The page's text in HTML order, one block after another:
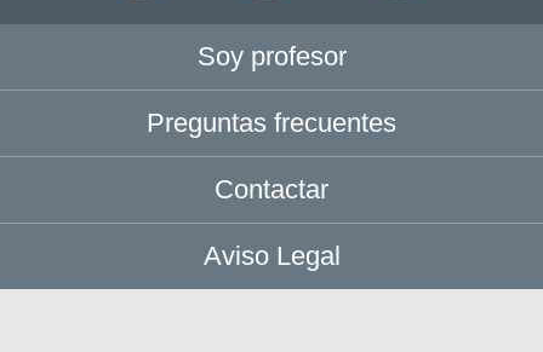
Soy profesor
Preguntas frecuentes
Contactar
Aviso Legal